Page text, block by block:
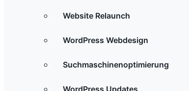
Website Relaunch
WordPress Webdesign
Suchmaschinenoptimierung
WordPress Updates